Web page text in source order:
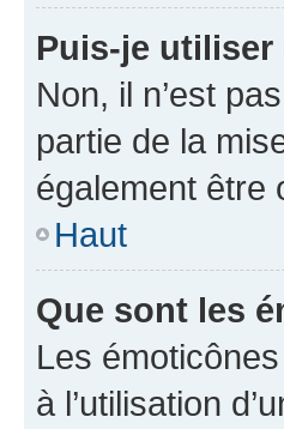
Puis-je utiliser
Non, il n’est
partie de la
également être
Haut
Que sont les
Les
à l’utilisation